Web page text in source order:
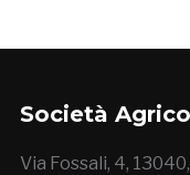
Società
Via Fossali, 4,